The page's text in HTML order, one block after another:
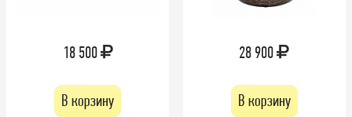
18 500
В корзину
28 900
В корзину